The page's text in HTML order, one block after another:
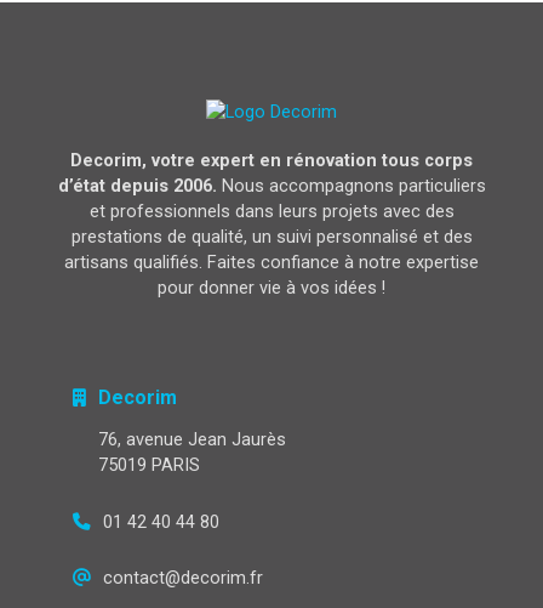
Decorim, votre expert en rénovation tous corps
d’état depuis 2006. Nous accompagnons particuliers
et professionnels dans leurs projets avec des
prestations de qualité, un suivi personnalisé et des
artisans qualifiés. Faites confiance à notre expertise
pour donner vie à vos idées !
Decorim
76, avenue Jean Jaurès
75019 PARIS
01 42 40 44 80
contact@decorim.fr